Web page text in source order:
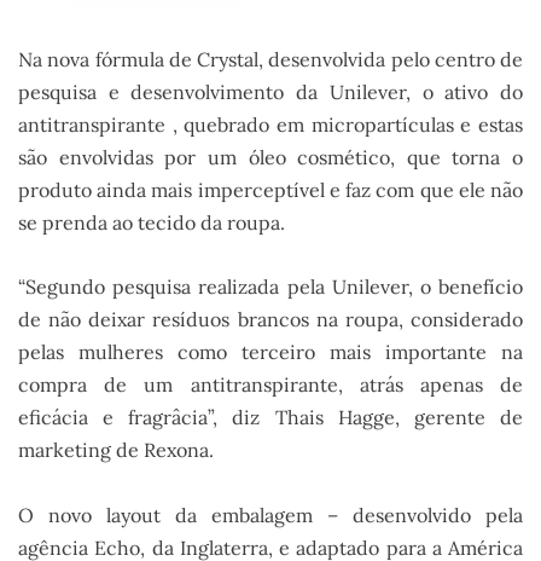
Na nova fórmula de Crystal, desenvolvida pelo centro de
pesquisa e desenvolvimento da Unilever, o ativo do
antitranspirante , quebrado em micropartículas e estas
são envolvidas por um óleo cosmético, que torna o
produto ainda mais imperceptível e faz com que ele não
se prenda ao tecido da roupa.
“Segundo pesquisa realizada pela Unilever, o benefício
de não deixar resíduos brancos na roupa, considerado
pelas mulheres como terceiro mais importante na
compra de um antitranspirante, atrás apenas de
eficácia e fragrâcia”, diz Thais Hagge, gerente de
marketing de Rexona.
O novo layout da embalagem – desenvolvido pela
agência Echo, da Inglaterra, e adaptado para a América